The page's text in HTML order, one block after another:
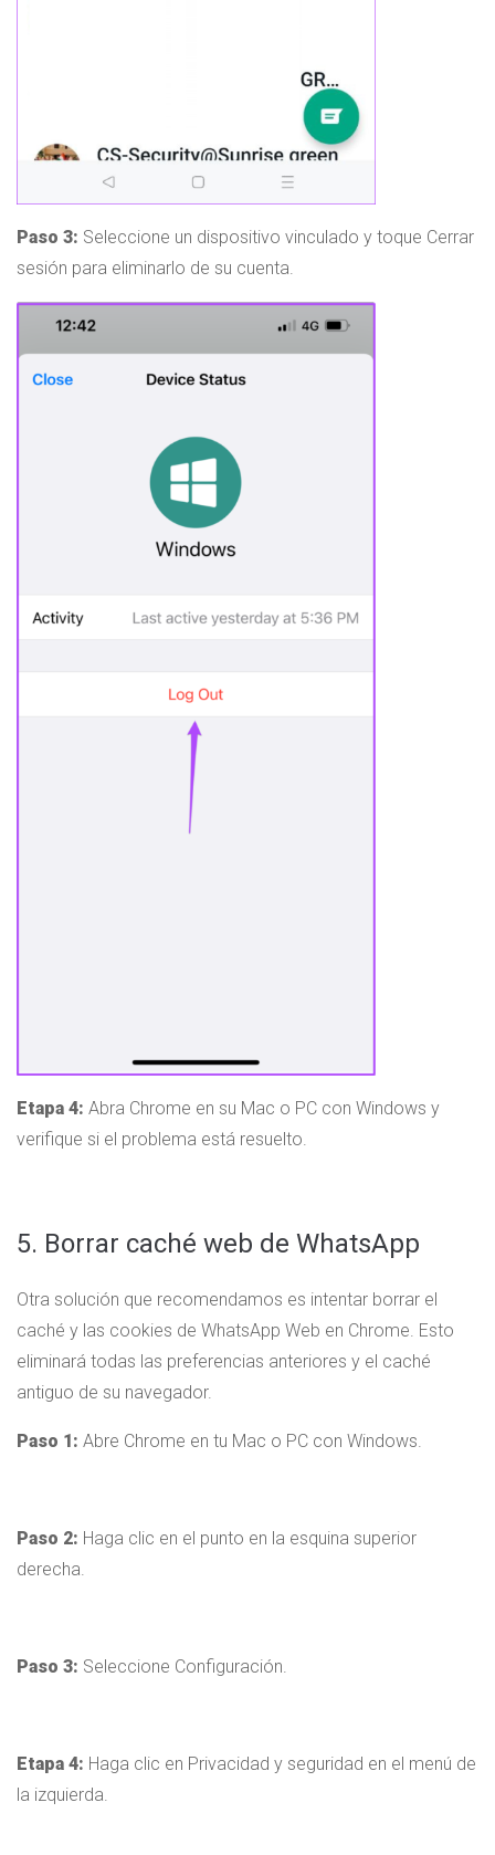
Paso 3: Seleccione un dispositivo vinculado y toque Cerrar
sesión para eliminarlo de su cuenta.
Etapa 4: Abra Chrome en su Mac o PC con Windows y
verifique si el problema está resuelto.
5. Borrar caché web de WhatsApp
Otra solución que recomendamos es intentar borrar el
caché y las cookies de WhatsApp Web en Chrome. Esto
eliminará todas las preferencias anteriores y el caché
antiguo de su navegador.
Paso 1: Abre Chrome en tu Mac o PC con Windows.
Paso 2: Haga clic en el punto en la esquina superior
derecha.
Paso 3: Seleccione Configuración.
Etapa 4: Haga clic en Privacidad y seguridad en el menú de
la izquierda.